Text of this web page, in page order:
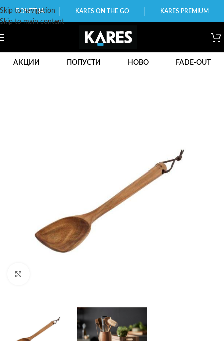
Skip to navigation
Skip to main content
ПОЧЕТНА KARES ON THE GO KARES PREMIUM
АКЦИИ ПОПУСТИ НОВО FADE-OUT